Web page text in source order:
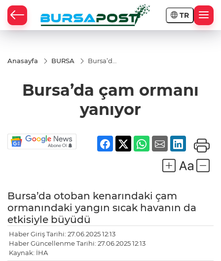
TR
Anasayfa BURSA
Bursa’da
Bursa’da çam ormanı
yanıyor
Bursa’da otoban kenarındaki çam
ormanındaki yangın sıcak havanın da
etkisiyle büyüdü
Haber Giriş Tarihi: 27.06.2025 12:13
Haber Güncellenme Tarihi: 27.06.2025 12:13
Kaynak: İHA